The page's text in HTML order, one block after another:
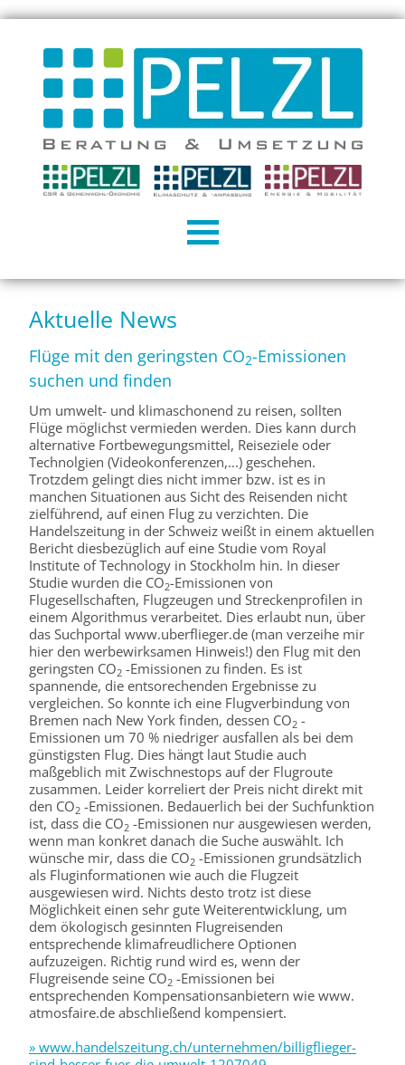
Aktuelle News
Flüge mit den geringsten CO2-Emissionen
suchen und finden
Um umwelt- und klimaschonend zu reisen, sollten
Flüge möglichst vermieden werden. Dies kann durch
alternative Fortbewegungsmittel, Reiseziele oder
Technolgien (Videokonferenzen,...) geschehen.
Trotzdem gelingt dies nicht immer bzw. ist es in
manchen Situationen aus Sicht des Reisenden nicht
zielführend, auf einen Flug zu verzichten. Die
Handelszeitung in der Schweiz weißt in einem aktuellen
Bericht diesbezüglich auf eine Studie vom Royal
Institute of Technology in Stockholm hin. In dieser
Studie wurden die CO2-Emissionen von
Flugesellschaften, Flugzeugen und Streckenprofilen in
einem Algorithmus verarbeitet. Dies erlaubt nun, über
das Suchportal www.uberflieger.de (man verzeihe mir
hier den werbewirksamen Hinweis!) den Flug mit den
geringsten CO2 -Emissionen zu finden. Es ist
spannende, die entsorechenden Ergebnisse zu
vergleichen. So konnte ich eine Flugverbindung von
Bremen nach New York finden, dessen CO2 -
Emissionen um 70 % niedriger ausfallen als bei dem
günstigsten Flug. Dies hängt laut Studie auch
maßgeblich mit Zwischnestops auf der Flugroute
zusammen. Leider korreliert der Preis nicht direkt mit
den CO2 -Emissionen. Bedauerlich bei der Suchfunktion
ist, dass die CO2 -Emissionen nur ausgewiesen werden,
wenn man konkret danach die Suche auswählt. Ich
wünsche mir, dass die CO2 -Emissionen grundsätzlich
als Fluginformationen wie auch die Flugzeit
ausgewiesen wird. Nichts desto trotz ist diese
Möglichkeit einen sehr gute Weiterentwicklung, um
dem ökologisch gesinnten Flugreisenden
entsprechende klimafreudlichere Optionen
aufzuzeigen. Richtig rund wird es, wenn der
Flugreisende seine CO2 -Emissionen bei
entsprechenden Kompensationsanbietern wie www.
atmosfaire.de abschließend kompensiert.
» www.handelszeitung.ch/unternehmen/billigflieger-